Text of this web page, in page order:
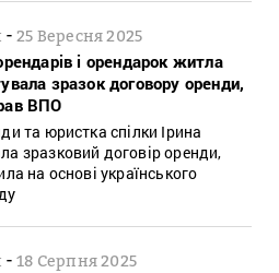
-25 Вересня 2025
і орендарок житла
зразок договору оренди,
ВПО
та юристка спілки Ірина
зразковий договір оренди,
на основі українського
-18 Серпня 2025